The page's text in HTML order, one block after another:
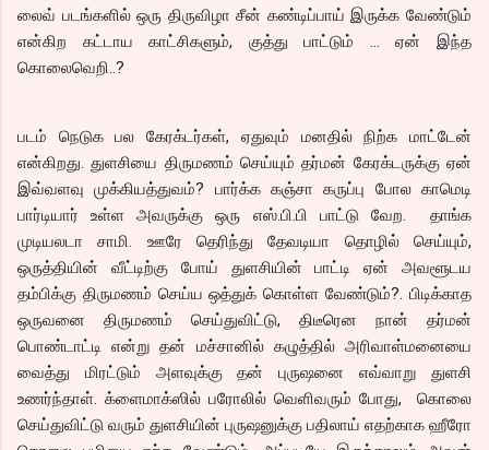
லைவ் படங்களில் ஒரு திருவிழா சீன் கண்டிப்பாய் இருக்க வேண்டும்
என்கிற கட்டாய காட்சிகளும், குத்து பாட்டும் … ஏன் இந்த
கொலைவெறி..?
படம் நெடுக பல கேரக்டர்கள், ஏதுவும் மனதில் நிற்க மாட்டேன்
என்கிறது. துளசியை திருமணம் செய்யும் தர்மன் கேரக்டருக்கு ஏன்
இவ்வளவு முக்கியத்துவம்? பார்க்க கஞ்சா கருப்பு போல காமெடி
பார்டியார் உள்ள அவருக்கு ஒரு எஸ்.பி.பி பாட்டு வேற. தாங்க
முடியலடா சாமி. ஊரே தெரிந்து தேவடியா தொழில் செய்யும்,
ஒருத்தியின் வீட்டிற்கு போய் துளசியின் பாட்டி ஏன் அவளூடய
தம்பிக்கு திருமணம் செய்ய ஒத்துக் கொள்ள வேண்டும்?. பிடிக்காத
ஒருவனை திருமணம் செய்துவிட்டு, திடீரென நான் தர்மன்
பொண்டாட்டி என்று தன் மச்சானில் கழுத்தில் அரிவாள்மனையை
வைத்து மிரட்டும் அளவுக்கு தன் புருஷனை எவ்வாறு துளசி
உணர்ந்தாள். க்ளைமாக்ஸில் பரோலில் வெளிவரும் போது, கொலை
செய்துவிட்டு வரும் துளசியின் புருஷனுக்கு பதிலாய் எதற்காக ஹீரோ